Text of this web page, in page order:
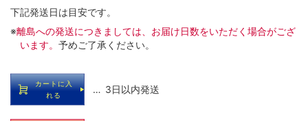
下記発送日は目安です。
※離島への発送につきましては、お届け日数をいただく場合がござ
います。 予めご了承ください。
カートに入
れる
… 3日以内発送